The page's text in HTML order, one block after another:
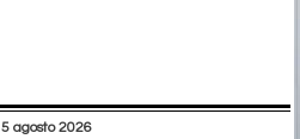
5 agosto 2026